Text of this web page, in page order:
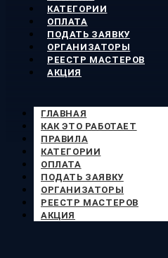
КАТЕГОРИИ
ОПЛАТА
ПОДАТЬ ЗАЯВКУ
ОРГАНИЗАТОРЫ
РЕЕСТР МАСТЕРОВ
АКЦИЯ
ГЛАВНАЯ
КАК ЭТО РАБОТАЕТ
ПРАВИЛА
КАТЕГОРИИ
ОПЛАТА
ПОДАТЬ ЗАЯВКУ
ОРГАНИЗАТОРЫ
РЕЕСТР МАСТЕРОВ
АКЦИЯ